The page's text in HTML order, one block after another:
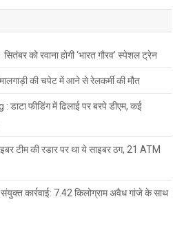
को रवाना होगी ‘भारत गौरव’ स्पेशल ट्रेन
की चपेट में आने से रेलकर्मी की मौत
फीडिंग में ढिलाई पर बरपे डीएम, कई
टीम की रडार पर था ये साइबर ठग, 21 ATM
कार्रवाई: 7.42 किलोग्राम अवैध गांजे के साथ